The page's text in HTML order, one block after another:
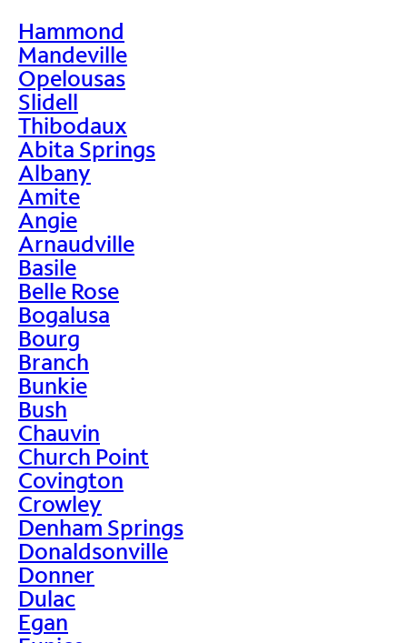
Hammond
Mandeville
Opelousas
Slidell
Thibodaux
Abita Springs
Albany
Amite
Angie
Arnaudville
Basile
Belle Rose
Bogalusa
Bourg
Branch
Bunkie
Bush
Chauvin
Church Point
Covington
Crowley
Denham Springs
Donaldsonville
Donner
Dulac
Egan